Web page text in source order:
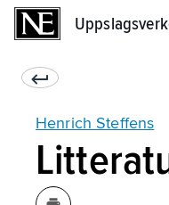
Henrich Steffens